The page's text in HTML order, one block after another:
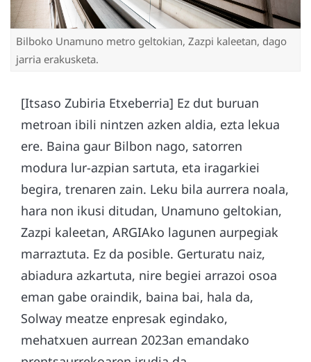
Bilboko Unamuno metro geltokian, Zazpi kaleetan, dago
jarria erakusketa.
[Itsaso Zubiria Etxeberria] Ez dut buruan
metroan ibili nintzen azken aldia, ezta lekua
ere. Baina gaur Bilbon nago, satorren
modura lur-azpian sartuta, eta iragarkiei
begira, trenaren zain. Leku bila aurrera noala,
hara non ikusi ditudan, Unamuno geltokian,
Zazpi kaleetan, ARGIAko lagunen aurpegiak
marraztuta. Ez da posible. Gerturatu naiz,
abiadura azkartuta, nire begiei arrazoi osoa
eman gabe oraindik, baina bai, hala da,
Solway meatze enpresak egindako,
mehatxuen aurrean 2023an emandako